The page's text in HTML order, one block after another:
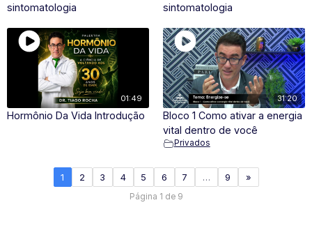
sintomatologia
sintomatologia
01:49
Hormônio Da Vida Introdução
31:20
Bloco 1 Como ativar a energia
vital dentro de você
Privados
1 2 3 4 5 6 7 … 9 »
Página 1 de 9